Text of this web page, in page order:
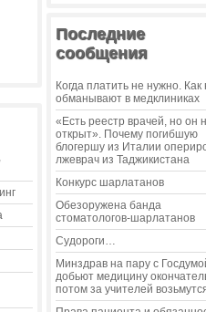
Последние
сообщения
Когда платить не нужно. Как
обманывают в медклиниках
«Есть реестр врачей, но он
открыт». Почему погибшую
блогершу из Италии
лжеврач из Таджикистана
Конкурс шарлатанов
Обезоружена банда
стоматологов-шарлатанов
Судороги…
Минздрав на пару с
добьют медицину
потом за учителей